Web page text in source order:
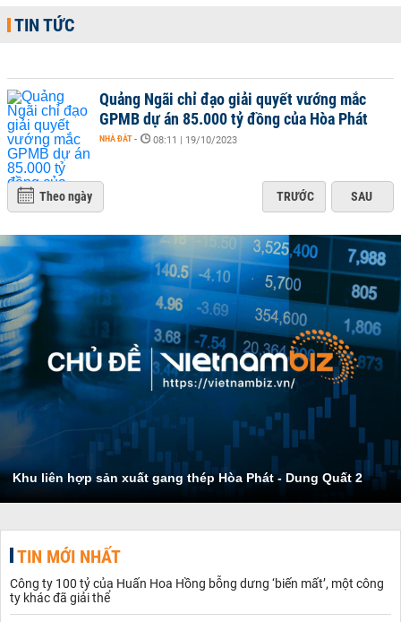
TIN TỨC
Quảng Ngãi chỉ đạo giải quyết vướng mắc
GPMB dự án 85.000 tỷ đồng của Hòa Phát
NHÀ ĐẤT - 08:11 | 19/10/2023
Theo ngày TRƯỚC SAU
Khu liên hợp sản xuất gang thép Hòa Phát - Dung Quất 2
TIN MỚI NHẤT
Công ty 100 tỷ của Huấn Hoa Hồng bỗng dưng ‘biến mất’, một công
ty khác đã giải thể